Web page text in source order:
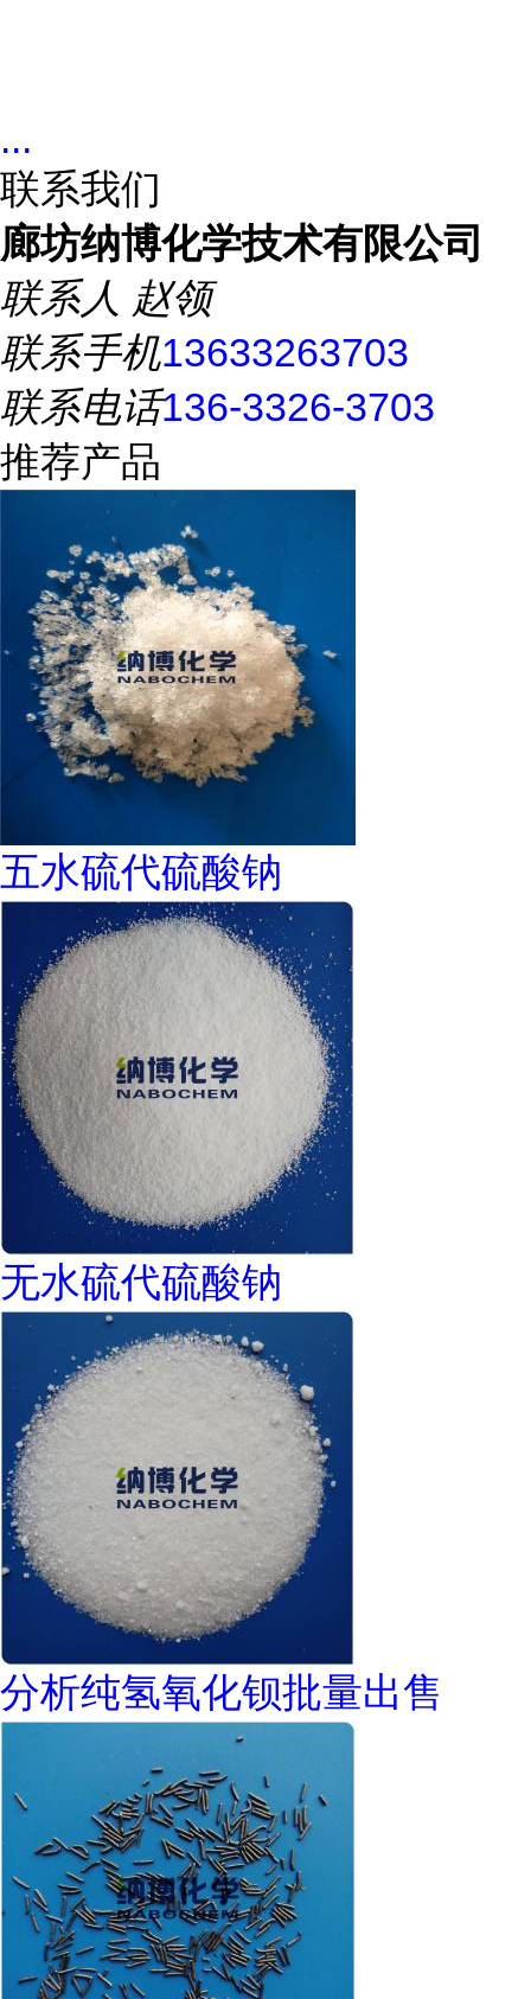
...
联系我们
廊坊纳博化学技术有限公司
联系人 赵领
联系手机13633263703
联系电话136-3326-3703
推荐产品
五水硫代硫酸钠
无水硫代硫酸钠
分析纯氢氧化钡批量出售